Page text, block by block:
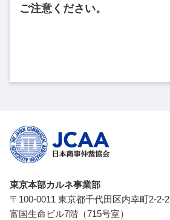
ご注意ください。
東京本部カルネ事業部
〒100-0011 東京都千代田区内幸町2-2-2
富国生命ビル7階（715号室）